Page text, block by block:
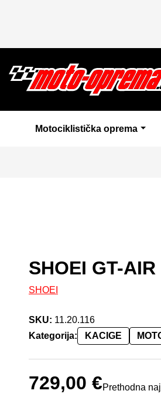
Motociklistička oprema
SHOEI GT-
SHOEI
SKU: 11.20.116
Kategorija:
KACIGE
729,00 €Prethodna